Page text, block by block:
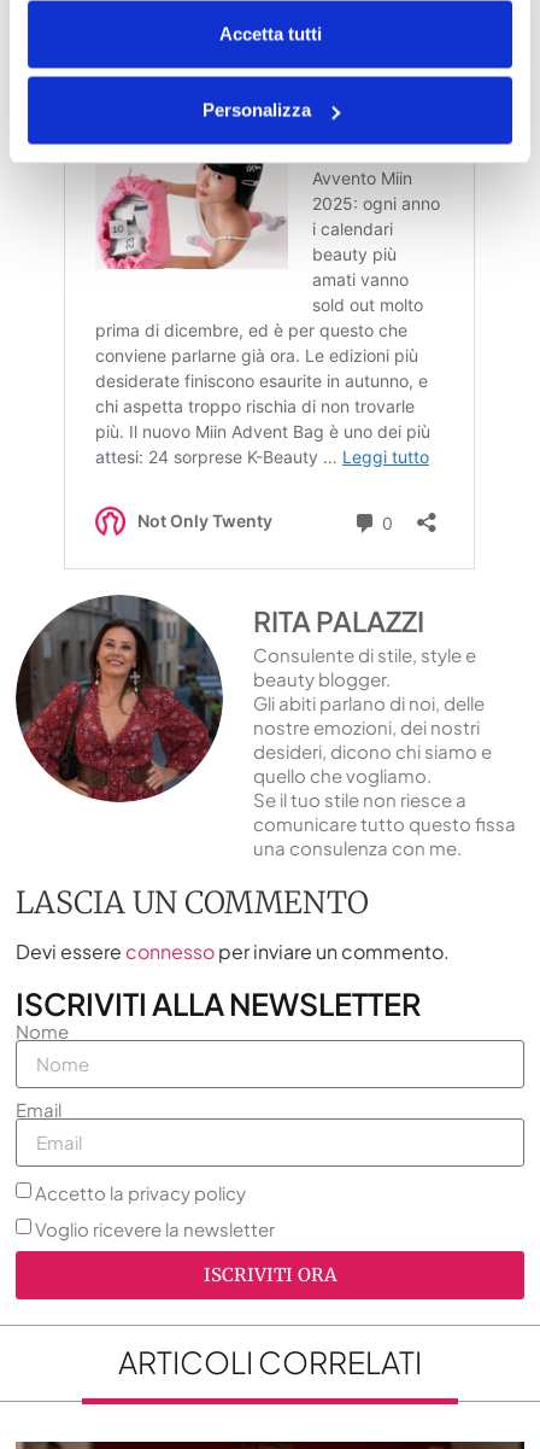
Accetta tutti
Personalizza
RITA PALAZZI
Consulente di stile, style e
beauty blogger.
Gli abiti parlano di noi, delle
nostre emozioni, dei nostri
desideri, dicono chi siamo e
quello che vogliamo.
Se il tuo stile non riesce a
comunicare tutto questo fissa
una consulenza con me.
LASCIA UN COMMENTO
Devi essere connessoper inviare un commento.
ISCRIVITI ALLA NEWSLETTER
Nome
Email
Accetto la privacy policy
Voglio ricevere la newsletter
ISCRIVITI ORA
ARTICOLI CORRELATI